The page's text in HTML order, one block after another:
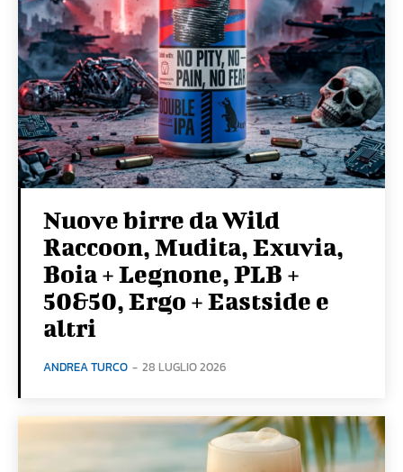
Nuove birre da Wild
Raccoon, Mudita, Exuvia,
Boia + Legnone, PLB +
50&50, Ergo + Eastside e
altri
ANDREA TURCO - 28 LUGLIO 2026